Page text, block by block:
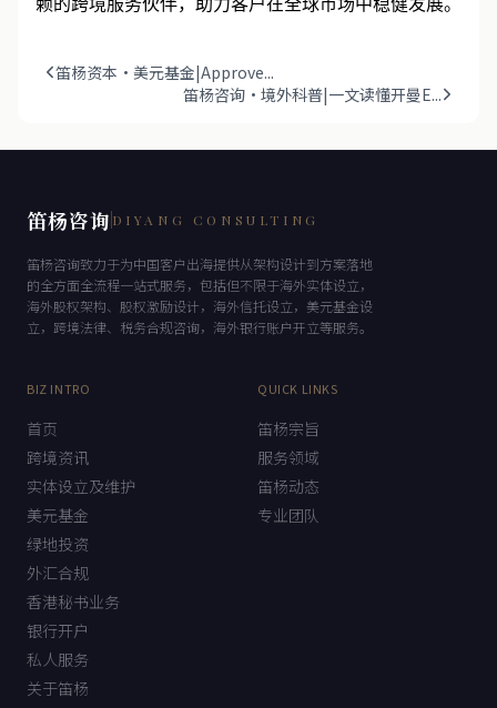
笛杨资本·美元基金|Approve...
笛杨咨询致力于为中国客户出海提供从架构设计到方案落地
的全方面全流程一站式服务，包括但不限于海外实体设立，
海外股权架构、股权激励设计，海外信托设立，美元基金设
首页
跨境资讯
实体设立及维护
美元基金
绿地投资
外汇合规
香港秘书业务
银行开户
私人服务
笛杨宗旨
服务领域
笛杨动态